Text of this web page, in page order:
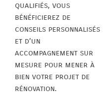
qualifiés, vous
bénéficierez de
conseils personnalisés
et d’un
accompagnement sur
mesure pour mener à
bien votre projet de
rénovation.